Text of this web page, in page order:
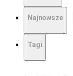
Najnowsze
Tagi